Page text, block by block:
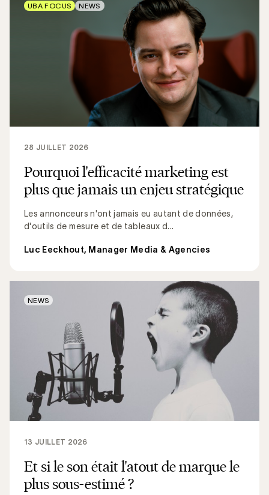
Pourquoi l'efficacité marketing est
plus que jamais un enjeu stratégique
Les annonceurs n'ont jamais eu autant de données,
d'outils de mesure et de tableaux d...
28 JUILLET 2026
Luc Eeckhout, Manager Media & Agencies
UBA FOCUS NEWS
Et si le son était l'atout de marque le
plus sous-estimé ?
13 JUILLET 2026
NEWS